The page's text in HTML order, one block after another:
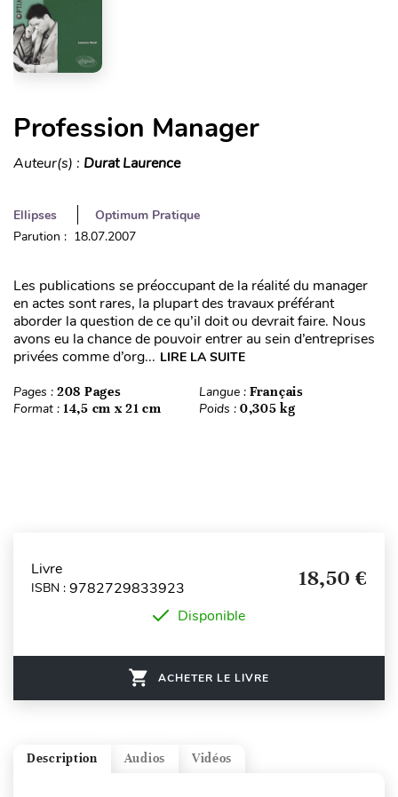
Profession Manager
Auteur(s) : Durat Laurence
Ellipses
Optimum Pratique
Parution : 18.07.2007
Les publications se préoccupant de la réalité du manager
en actes sont rares, la plupart des travaux préférant
aborder la question de ce qu’il doit ou devrait faire. Nous
avons eu la chance de pouvoir entrer au sein d’entreprises
privées comme d’org... LIRE LA SUITE
Pages : 208 Pages Langue : Français
Format : 14,5 cm x 21 cm Poids : 0,305 kg
Livre
ISBN : 9782729833923 18,50 €
Disponible
ACHETER LE LIVRE
Vidéos
Audios
Description